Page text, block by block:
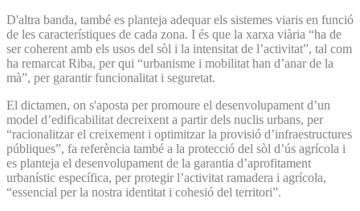
D'altra banda, també es planteja adequar els sistemes viaris en funció
de les característiques de cada zona. I és que la xarxa viària “ha de
ser coherent amb els usos del sòl i la intensitat de l’activitat”, tal com
ha remarcat Riba, per qui “urbanisme i mobilitat han d’anar de la
mà”, per garantir funcionalitat i seguretat.
El dictamen, on s'aposta per promoure el desenvolupament d’un
model d’edificabilitat decreixent a partir dels nuclis urbans, per
“racionalitzar el creixement i optimitzar la provisió d’infraestructures
públiques”, fa referència també a la protecció del sòl d’ús agrícola i
es planteja el desenvolupament de la garantia d’aprofitament
urbanístic específica, per protegir l’activitat ramadera i agrícola,
“essencial per la nostra identitat i cohesió del territori”.